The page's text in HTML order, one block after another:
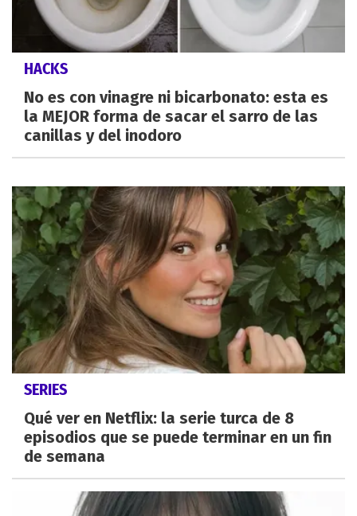
HACKS
No es con vinagre ni bicarbonato: esta es
la MEJOR forma de sacar el sarro de las
canillas y del inodoro
SERIES
Qué ver en Netflix: la serie turca de 8
episodios que se puede terminar en un fin
de semana